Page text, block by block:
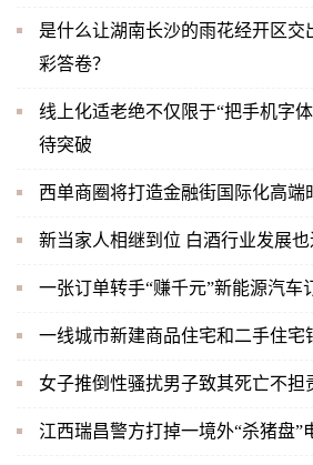
是什么让湖南长沙的雨花经开区交
彩答卷？
线上化适老绝不仅限于“把手机字
待突破
西单商圈将打造金融街国际化高端
新当家人相继到位 白酒行业发展
一张订单转手“赚千元”新能源汽车
一线城市新建商品住宅和二手住宅
女子推倒性骚扰男子致其死亡不担
江西瑞昌警方打掉一境外“杀猪盘”